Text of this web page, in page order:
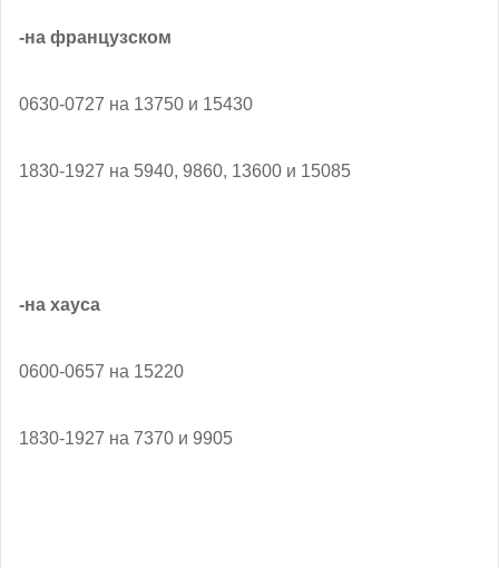
-на французском
0630-0727 на 13750 и 15430
1830-1927 на 5940, 9860, 13600 и 15085
-на хауса
0600-0657 на 15220
1830-1927 на 7370 и 9905